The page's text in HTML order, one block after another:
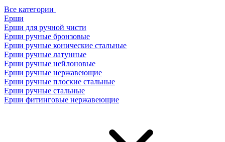
Все категории
Ерши
Ерши для ручной чисти
Ерши ручные бронзовые
Ерши ручные конические стальные
Ерши ручные латунные
Ерши ручные нейлоновые
Ерши ручные нержавеющие
Ерши ручные плоские стальные
Ерши ручные стальные
Ерши фитинговые нержавеющие